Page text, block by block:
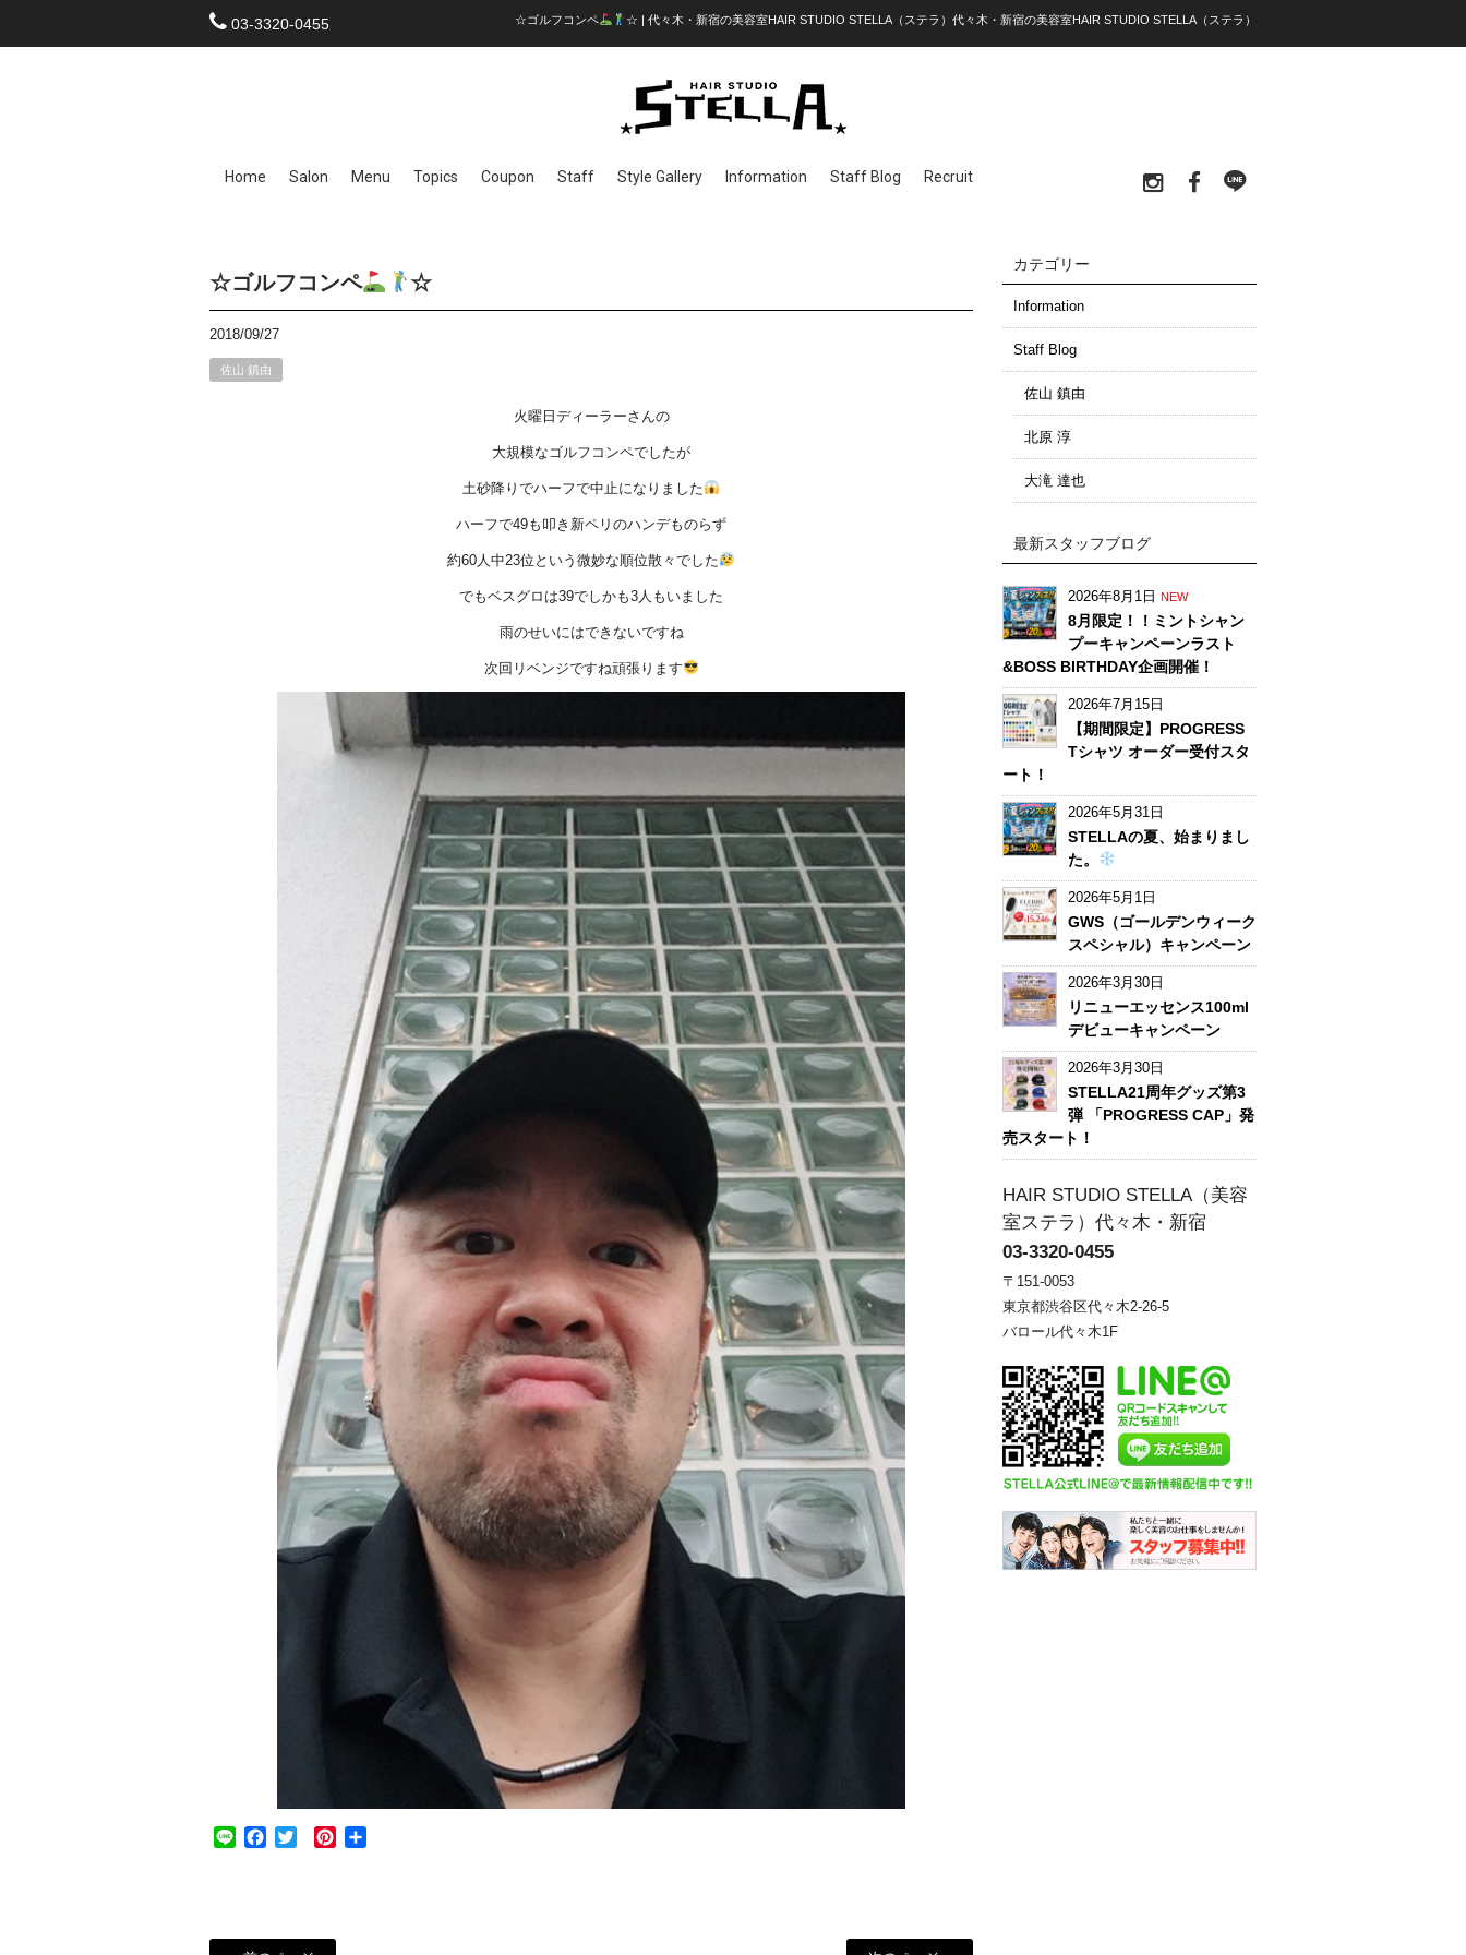
03-3320-0455 ☆ゴルフコンペ ☆ | 代々木・新宿の美容室HAIR STUDIO STELLA（ステラ）代々木・新宿の美容室HAIR STUDIO STELLA（ステラ）
Home Salon Menu Topics Coupon Staff Style Gallery Information Staff Blog Recruit
☆ゴルフコンペ ☆
2018/09/27
佐山 鎮由
火曜日ディーラーさんの
大規模なゴルフコンペでしたが
土砂降りでハーフで中止になりました
ハーフで49も叩き新ペリのハンデものらず
約60人中23位という微妙な順位散々でした
でもベスグロは39でしかも3人もいました
雨のせいにはできないですね
次回リベンジですね頑張ります
Line Facebook
Twitter Pinterest
カテゴリー
Information
Staff Blog
佐山 鎮由
北原 淳
大滝 達也
最新スタッフブログ
2026年8月1日 NEW
8月限定！！ミントシャン
プーキャンペーンラスト
&BOSS BIRTHDAY企画開催！
2026年7月15日
【期間限定】PROGRESS
Tシャツ オーダー受付スタ
ート！
2026年5月31日
STELLAの夏、始まりまし
た。
2026年5月1日
GWS（ゴールデンウィーク
スペシャル）キャンペーン
2026年3月30日
リニューエッセンス100ml
デビューキャンペーン
2026年3月30日
STELLA21周年グッズ第3
弾 「PROGRESS CAP」発
売スタート！
HAIR STUDIO STELLA（美容
室ステラ）代々木・新宿
03-3320-0455
〒151-0053
東京都渋谷区代々木2-26-5
バロール代々木1F